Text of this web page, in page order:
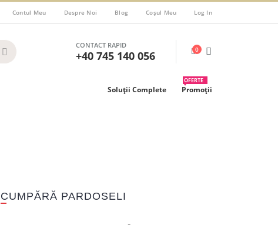
Contul Meu Despre Noi Blog Coșul Meu Log In
CONTACT RAPID
+40 745 140 056 0
Soluții Complete Promoții
OFERTE
40
CUMPĂRĂ PARDOSELI